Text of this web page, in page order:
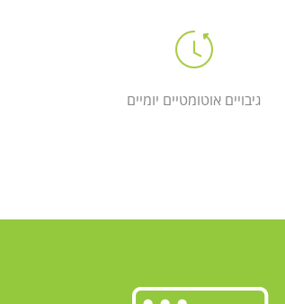
גיבויים אוטומטיים יומיים